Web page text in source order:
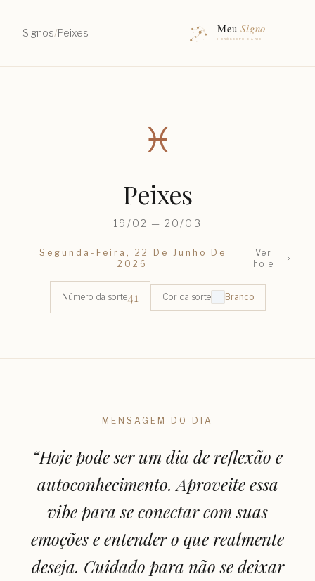
Signos/Peixes
♓︎
Peixes
19/02 — 20/03
Segunda-Feira, 22 De Junho De
2026
Ver
hoje
Número da sorte41 Cor da sorte Branco
MENSAGEM DO DIA
“Hoje pode ser um dia de reflexão e
autoconhecimento. Aproveite essa
vibe para se conectar com suas
emoções e entender o que realmente
deseja. Cuidado para não se deixar